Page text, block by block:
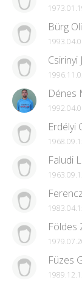
Bürg
Csirinyi
Dénes
Erdélyi
Faludi
Földes
Füzes